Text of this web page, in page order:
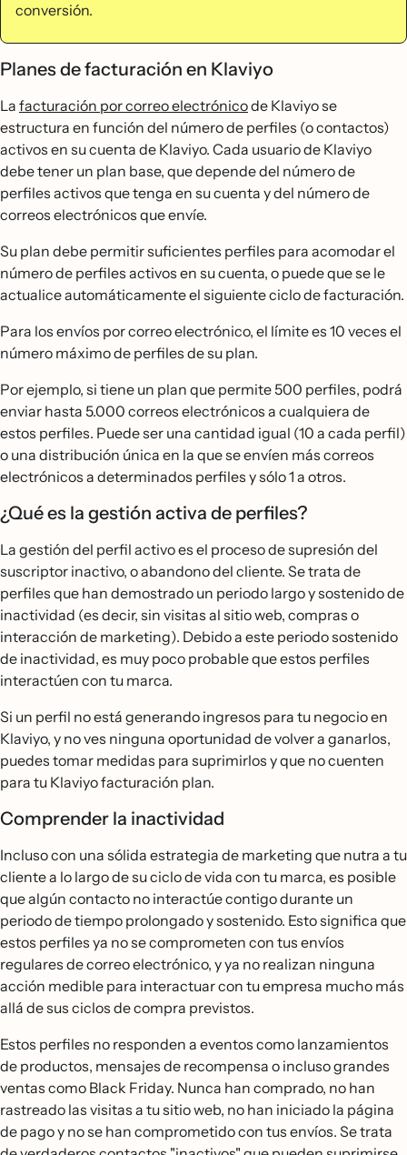
conversión.
Planes de facturación en Klaviyo
La facturación por correo electrónicode Klaviyo se
estructura en función del número de perfiles (o contactos)
activos en su cuenta de Klaviyo. Cada usuario de Klaviyo
debe tener un plan base, que depende del número de
perfiles activos que tenga en su cuenta y del número de
correos electrónicos que envíe.
Su plan debe permitir suficientes perfiles para acomodar el
número de perfiles activos en su cuenta, o puede que se le
actualice automáticamente el siguiente ciclo de facturación.
Para los envíos por correo electrónico, el límite es 10 veces el
número máximo de perfiles de su plan.
Por ejemplo, si tiene un plan que permite 500 perfiles, podrá
enviar hasta 5.000 correos electrónicos a cualquiera de
estos perfiles. Puede ser una cantidad igual (10 a cada perfil)
o una distribución única en la que se envíen más correos
electrónicos a determinados perfiles y sólo 1 a otros.
¿Qué es la gestión activa de perfiles?
La gestión del perfil activo es el proceso de supresión del
suscriptor inactivo, o abandono del cliente. Se trata de
perfiles que han demostrado un periodo largo y sostenido de
inactividad (es decir, sin visitas al sitio web, compras o
interacción de marketing). Debido a este periodo sostenido
de inactividad, es muy poco probable que estos perfiles
interactúen con tu marca.
Si un perfil no está generando ingresos para tu negocio en
Klaviyo, y no ves ninguna oportunidad de volver a ganarlos,
puedes tomar medidas para suprimirlos y que no cuenten
para tu Klaviyo facturación plan.
Comprender la inactividad
Incluso con una sólida estrategia de marketing que nutra a tu
cliente a lo largo de su ciclo de vida con tu marca, es posible
que algún contacto no interactúe contigo durante un
periodo de tiempo prolongado y sostenido. Esto significa que
estos perfiles ya no se comprometen con tus envíos
regulares de correo electrónico, y ya no realizan ninguna
acción medible para interactuar con tu empresa mucho más
allá de sus ciclos de compra previstos.
Estos perfiles no responden a eventos como lanzamientos
de productos, mensajes de recompensa o incluso grandes
ventas como Black Friday. Nunca han comprado, no han
rastreado las visitas a tu sitio web, no han iniciado la página
de pago y no se han comprometido con tus envíos. Se trata